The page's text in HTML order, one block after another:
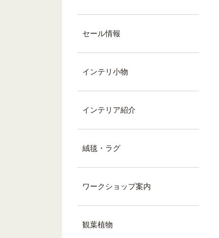
セール情報
インテリ小物
インテリア紹介
絨毯・ラグ
ワークショップ案内
観葉植物